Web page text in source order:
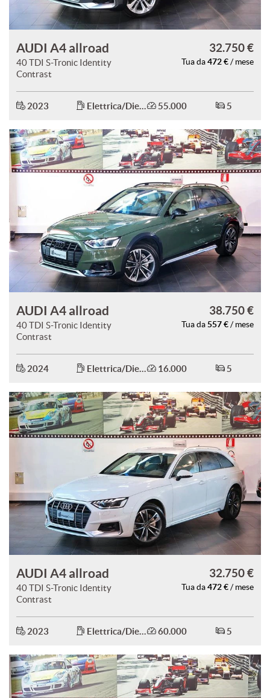
AUDI A4 allroad
40 TDI S-Tronic Identity
Contrast
32.750 €
Tua da 472 € / mese
2023 Elettrica/Diesel 55.000 5
AUDI A4 allroad
40 TDI S-Tronic Identity
Contrast
38.750 €
Tua da 557 € / mese
2024 Elettrica/Diesel 16.000 5
AUDI A4 allroad
40 TDI S-Tronic Identity
Contrast
32.750 €
Tua da 472 € / mese
2023 Elettrica/Diesel 60.000 5